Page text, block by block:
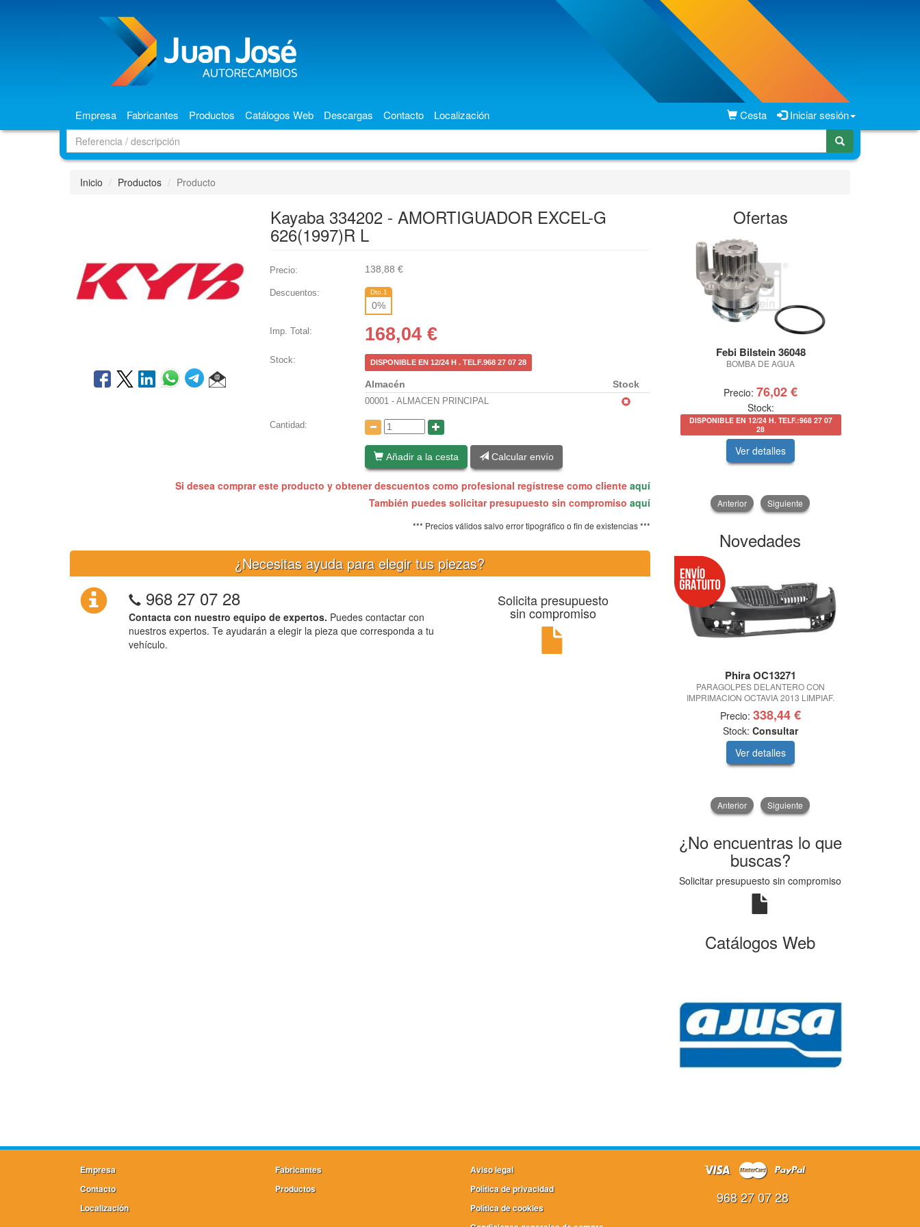
Cesta Iniciar sesión
Empresa Fabricantes Productos Catálogos Web Descargas Contacto Localización
Inicio Productos Producto
Kayaba 334202 - AMORTIGUADOR EXCEL-G
626(1997)R L
Precio: 138,88 €
Descuentos: Dto.1
0%
Imp. Total: 168,04 €
Stock: DISPONIBLE EN 12/24 H . TELF.968 27 07 28
Almacén Stock
00001 - ALMACEN PRINCIPAL
Cantidad:
Añadir a la cesta Calcular envío
Si desea comprar este producto y obtener descuentos como profesional regístrese como cliente aquí
También puedes solicitar presupuesto sin compromiso aquí
*** Precios válidos salvo error tipográfico o fin de existencias ***
¿Necesitas ayuda para elegir tus piezas?
968 27 07 28
Contacta con nuestro equipo de expertos. Puedes contactar con
nuestros expertos. Te ayudarán a elegir la pieza que corresponda a tu
vehículo.
Solicita presupuesto
sin compromiso
Ofertas
Febi Bilstein 36048
BOMBA DE AGUA
Precio: 76,02 €
Stock:
DISPONIBLE EN 12/24 H. TELF.:968 27 07
28
Ver detalles
Anterior Siguiente
Novedades
Phira OC13271
PARAGOLPES DELANTERO CON
IMPRIMACION OCTAVIA 2013 LIMPIAF.
Precio: 338,44 €
Stock: Consultar
Ver detalles
Anterior Siguiente
¿No encuentras lo que
buscas?
Solicitar presupuesto sin compromiso
Catálogos Web
Empresa
Contacto
Localización
Fabricantes
Productos
Aviso legal
Política de privacidad
Política de cookies
968 27 07 28